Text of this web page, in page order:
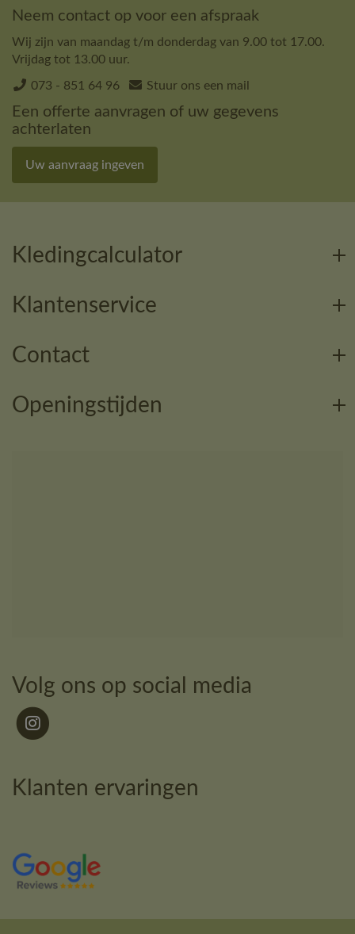
Neem contact op voor een afspraak
Wij zijn van maandag t/m donderdag van 9.00 tot 17.00.
Vrijdag tot 13.00 uur.
073 - 851 64 96 Stuur ons een mail
Een offerte aanvragen of uw gegevens
achterlaten
Uw aanvraag ingeven
Kledingcalculator
Klantenservice
Contact
Openingstijden
Volg ons op social media
Klanten ervaringen